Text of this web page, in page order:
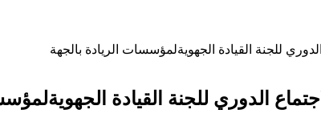
للجنة القيادة الجهويةلمؤسسات الريادة بالجهة
الدوري للجنة القيادة